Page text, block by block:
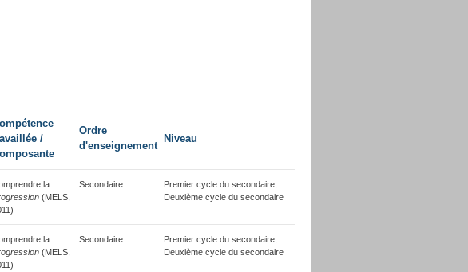
/
Ordre
d'enseignement
Niveau
la
(MELS,
Secondaire
Premier cycle du secondaire,
Deuxième cycle du secondaire
la
(MELS,
Secondaire
Premier cycle du secondaire,
Deuxième cycle du secondaire